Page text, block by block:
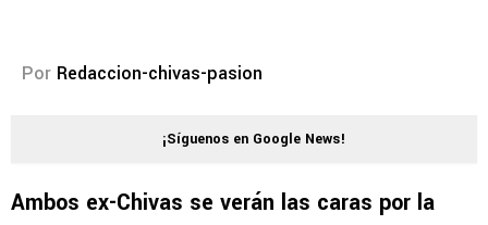
Por Redaccion-chivas-pasion
¡Síguenos en Google News!
Ambos ex-Chivas se verán las caras por la